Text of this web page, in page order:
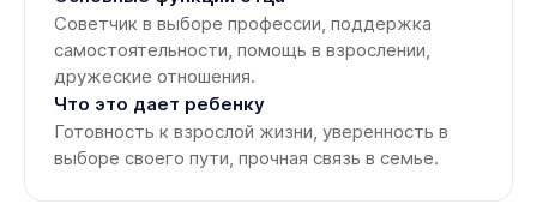
Советчик в выборе профессии, поддержка
самостоятельности, помощь в взрослении,
дружеские отношения.
Что это дает ребенку
Готовность к взрослой жизни, уверенность в
выборе своего пути, прочная связь в семье.